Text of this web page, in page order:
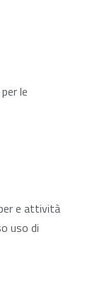
174.59 kB
le
201.86 kB
e attività
uso di